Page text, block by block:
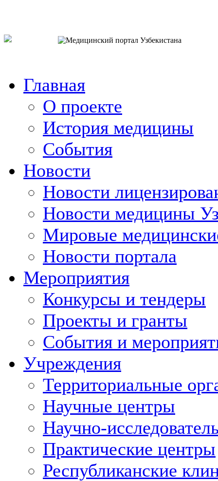
Главная
О проекте
История медицины
События
Новости
Новости
Новости медицины
Мировые
Новости портала
Мероприятия
Конкурсы и тендеры
Проекты и гранты
События и
Учреждения
Территориальные
Научные центры
Научно-
Практические центры
Республиканские